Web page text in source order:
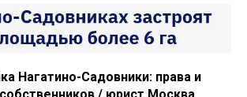
Нагатино-Садовники: права и